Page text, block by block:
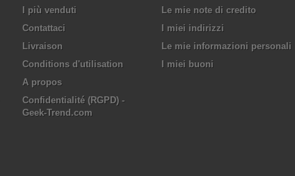
I più venduti
Contattaci
Livraison
Conditions d'utilisation
A propos
Confidentialité (RGPD) -
Geek-Trend.com
Le mie note di credito
I miei indirizzi
Le mie informazioni personali
I miei buoni